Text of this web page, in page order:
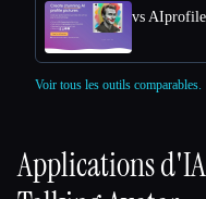
vs
Voir tous les outils comparables.
Applications